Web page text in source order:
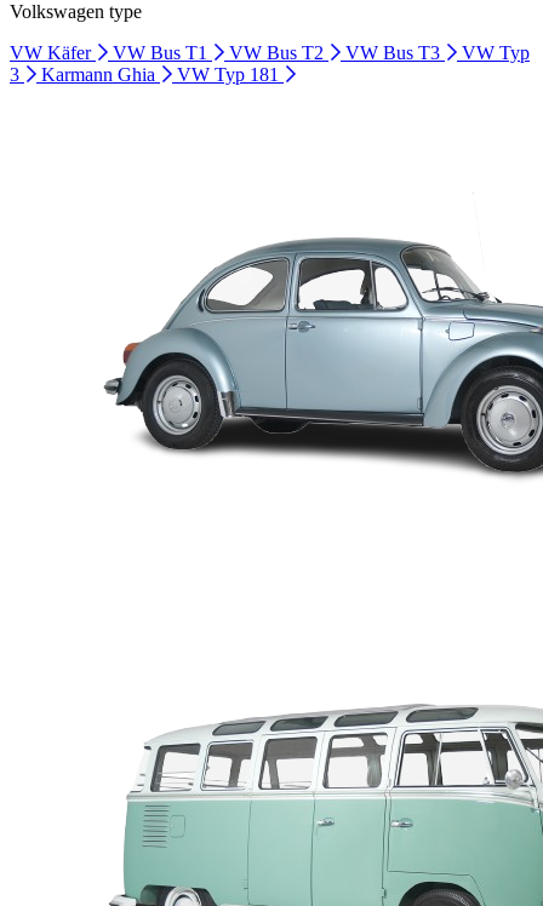
Volkswagen type
VW Käfer
VW Bus T1 VW Bus T2 VW Bus T3
VW Typ
3
Karmann Ghia VW Typ 181